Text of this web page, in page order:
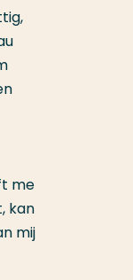
me
kan
mij